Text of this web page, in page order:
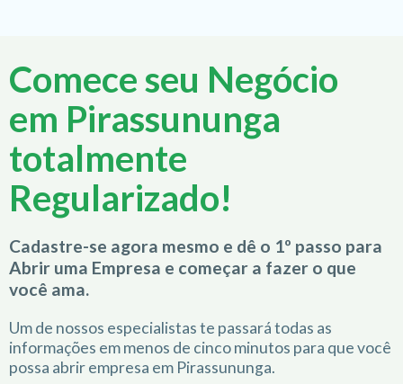
Comece seu Negócio
em Pirassununga
totalmente
Regularizado!
Cadastre-se agora mesmo e dê o 1º passo para
Abrir uma Empresa e começar a fazer o que
você ama.
Um de nossos especialistas te passará todas as
informações em menos de cinco minutos para que você
possa abrir empresa em Pirassununga.